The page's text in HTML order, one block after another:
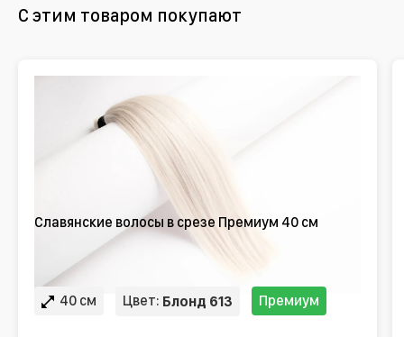
С этим товаром покупают
Славянские волосы в срезе Премиум 40 см
40 см Цвет: Блонд 613 Премиум